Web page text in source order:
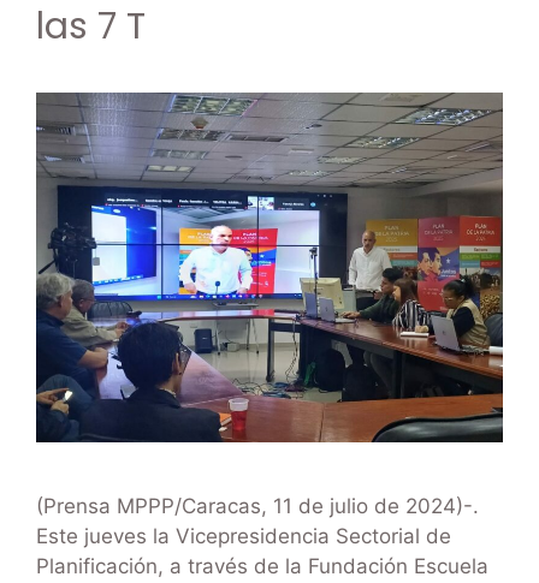
las 7 T
(Prensa MPPP/Caracas, 11 de julio de 2024)-.
Este jueves la Vicepresidencia Sectorial de
Planificación, a través de la Fundación Escuela